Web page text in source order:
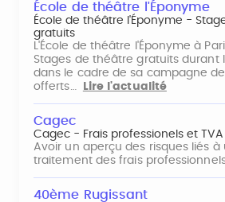
École de théâtre l'Éponyme
École de théâtre l'Éponyme -
gratuits
L'École de théâtre l'Éponyme à
Stages de théâtre gratuits durant
dans le cadre de sa campagne
offerts…
Lire l'actualité
Cagec
Cagec - Frais professionels et
Avoir un aperçu des risques liés à
traitement des frais
40ème Rugissant